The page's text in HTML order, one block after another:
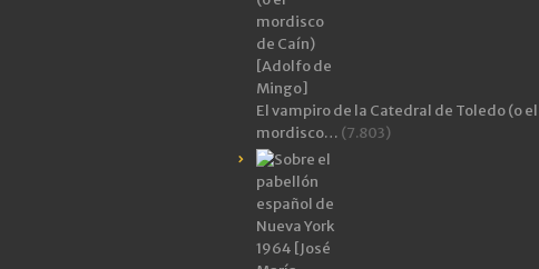
El vampiro de la Catedral de Toledo (o el
mordisco… (7.803)